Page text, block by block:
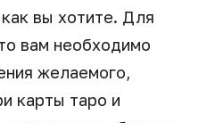
вы хотите. Для
вам необходимо
желаемого,
карты таро и